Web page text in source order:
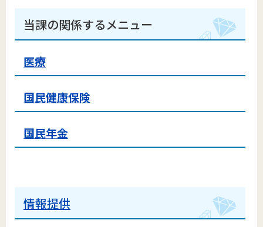
当課の関係するメニュー
医療
国民健康保険
国民年金
情報提供